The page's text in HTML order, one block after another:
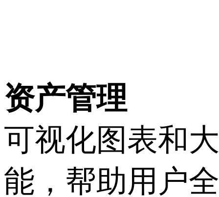
资产管理
可视化图表和
能，帮助用户